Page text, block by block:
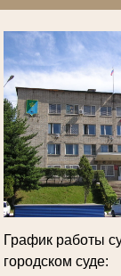
График работы
городском суде: